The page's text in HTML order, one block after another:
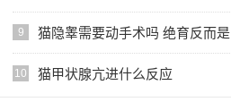
9 猫隐睾需要动手术吗 绝育反而是
保命之举？
10 猫甲状腺亢进什么反应